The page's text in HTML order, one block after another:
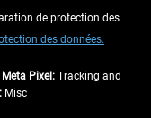
de protection des
des données.
Meta Pixel: Tracking and
Misc